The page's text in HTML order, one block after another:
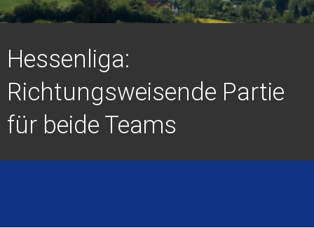
Hessenliga:
Richtungsweisende Partie
für beide Teams